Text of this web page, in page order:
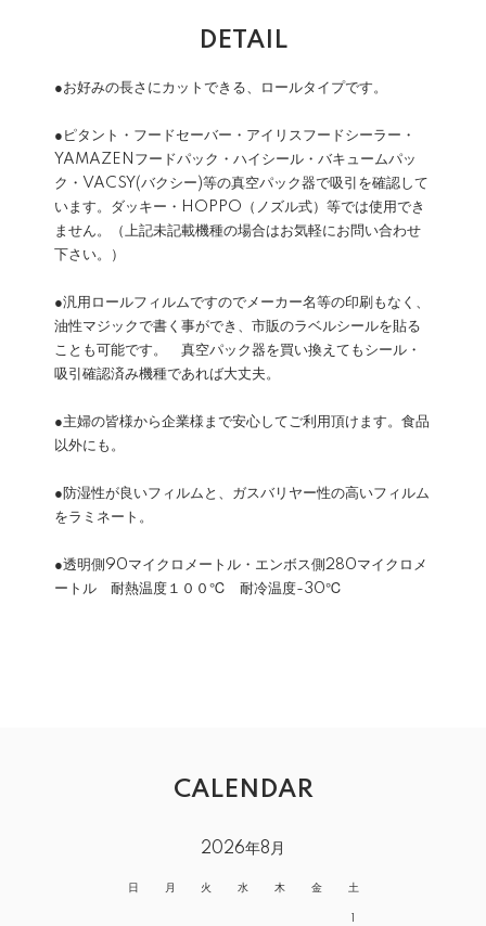
DETAIL
●お好みの長さにカットできる、ロールタイプです。
●ピタント・フードセーバー・アイリスフードシーラー・
YAMAZENフードパック・ハイシール・バキュームパッ
ク・VACSY(バクシー)等の真空パック器で吸引を確認して
います。ダッキー・HOPPO（ノズル式）等では使用でき
ません。（上記未記載機種の場合はお気軽にお問い合わせ
下さい。）
●汎用ロールフィルムですのでメーカー名等の印刷もなく、
油性マジックで書く事ができ、市販のラベルシールを貼る
ことも可能です。 真空パック器を買い換えてもシール・
吸引確認済み機種であれば大丈夫。
●主婦の皆様から企業様まで安心してご利用頂けます。食品
以外にも。
●防湿性が良いフィルムと、ガスバリヤー性の高いフィルム
をラミネート。
●透明側90マイクロメートル・エンボス側280マイクロメ
ートル 耐熱温度１００℃ 耐冷温度-30℃
CALENDAR
2026年8月
日 月 火 水 木 金 土
1